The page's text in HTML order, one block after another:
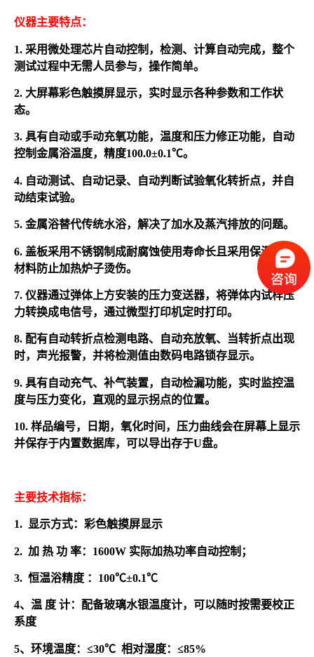
仪器主要特点：
1. 采用微处理芯片自动控制，检测、计算自动完成，整个
测试过程中无需人员参与，操作简单。
2. 大屏幕彩色触摸屏显示，实时显示各种参数和工作状
态。
3. 具有自动或手动充氧功能，温度和压力修正功能，自动
控制金属浴温度，精度100.0±0.1℃。
4. 自动测试、自动记录、自动判断试验氧化转折点，并自
动结束试验。
5. 金属浴替代传统水浴，解决了加水及蒸汽排放的问题。
6. 盖板采用不锈钢制成耐腐蚀使用寿命长且采用保温隔热
材料防止加热炉子烫伤。
7. 仪器通过弹体上方安装的压力变送器，将弹体内试样压
力转换成电信号，通过微型打印机定时打印。
8. 配有自动转折点检测电路、自动充放氧、当转折点出现
时，声光报警，并将检测值由数码电路锁存显示。
9. 具有自动充气、补气装置，自动检漏功能，实时监控温
度与压力变化，直观的显示拐点的位置。
10. 样品编号，日期，氧化时间，压力曲线会在屏幕上显示
并保存于内置数据库，可以导出存于U盘。
主要技术指标：
1. 显示方式：彩色触摸屏显示
2. 加 热 功 率：1600W 实际加热功率自动控制；
3. 恒温浴精度 ：100℃±0.1℃
4、温 度 计：配备玻璃水银温度计，可以随时按需要校正
系度
5、环境温度：≤30℃ 相对湿度：≤85%